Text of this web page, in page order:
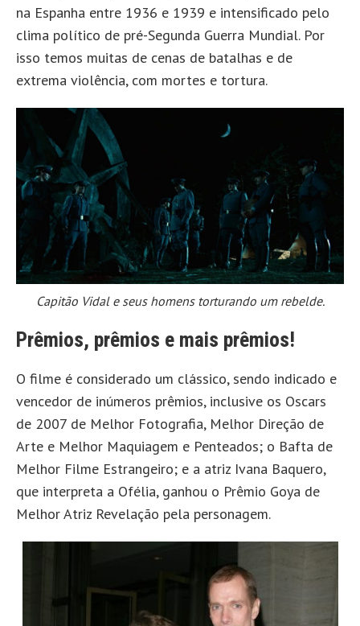
na Espanha entre 1936 e 1939 e intensificado pelo
clima político de pré-Segunda Guerra Mundial. Por
isso temos muitas de cenas de batalhas e de
extrema violência, com mortes e tortura.
Capitão Vidal e seus homens torturando um rebelde.
Prêmios, prêmios e mais prêmios!
O filme é considerado um clássico, sendo indicado e
vencedor de inúmeros prêmios, inclusive os Oscars
de 2007 de Melhor Fotografia, Melhor Direção de
Arte e Melhor Maquiagem e Penteados; o Bafta de
Melhor Filme Estrangeiro; e a atriz Ivana Baquero,
que interpreta a Ofélia, ganhou o Prêmio Goya de
Melhor Atriz Revelação pela personagem.